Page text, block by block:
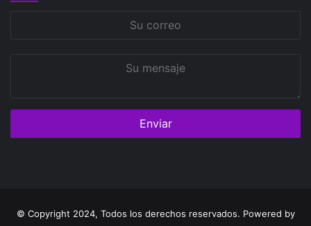
© Copyright 2024, Todos los derechos reservados. Powered by